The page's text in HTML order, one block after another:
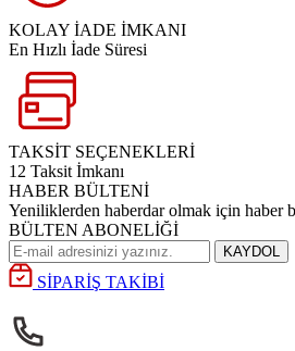
KOLAY İADE İMKANI
En Hızlı İade Süresi
TAKSİT SEÇENEKLERİ
12 Taksit İmkanı
HABER BÜLTENİ
Yeniliklerden haberdar olmak için haber
BÜLTEN ABONELİĞİ
KAYDOL
SİPARİŞ TAKİBİ